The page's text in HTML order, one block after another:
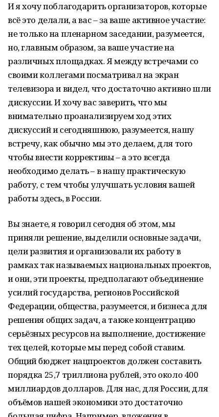
И я хочу поблагодарить организаторов, которые
всё это делали, а вас – за ваше активное участие:
не только на пленарном заседании, разумеется,
но, главным образом, за ваше участие на
различных площадках. Я между встречами со
своими коллегами посматривал на экран
телевизора и видел, что достаточно активно шли
дискуссии. И хочу вас заверить, что мы
внимательно проанализируем ход этих
дискуссий и сегодняшнюю, разумеется, нашу
встречу, как обычно мы это делаем, для того
чтобы внести коррективы – а это всегда
необходимо делать – в нашу практическую
работу, с тем чтобы улучшать условия вашей
работы здесь, в России.
Вы знаете, я говорил сегодня об этом, мы
приняли решение, выделили основные задачи,
цели развития и организовали их работу в
рамках так называемых национальных проектов,
и они, эти проекты, предполагают объединение
усилий государства, регионов Российской
Федерации, общества, разумеется, и бизнеса для
решения общих задач, а также концентрацию
серьёзных ресурсов на выполнение, достижение
тех целей, которые мы перед собой ставим.
Общий бюджет нацпроектов должен составить
порядка 25,7 триллиона рублей, это около 400
миллиардов долларов. Для нас, для России, для
объёмов нашей экономики это достаточно